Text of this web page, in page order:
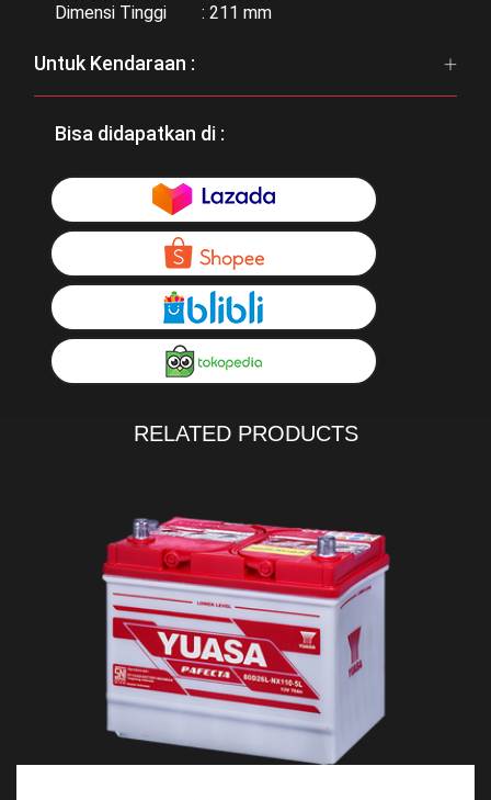
Dimensi Tinggi : 211 mm
Untuk Kendaraan :
Bisa didapatkan di :
RELATED PRODUCTS